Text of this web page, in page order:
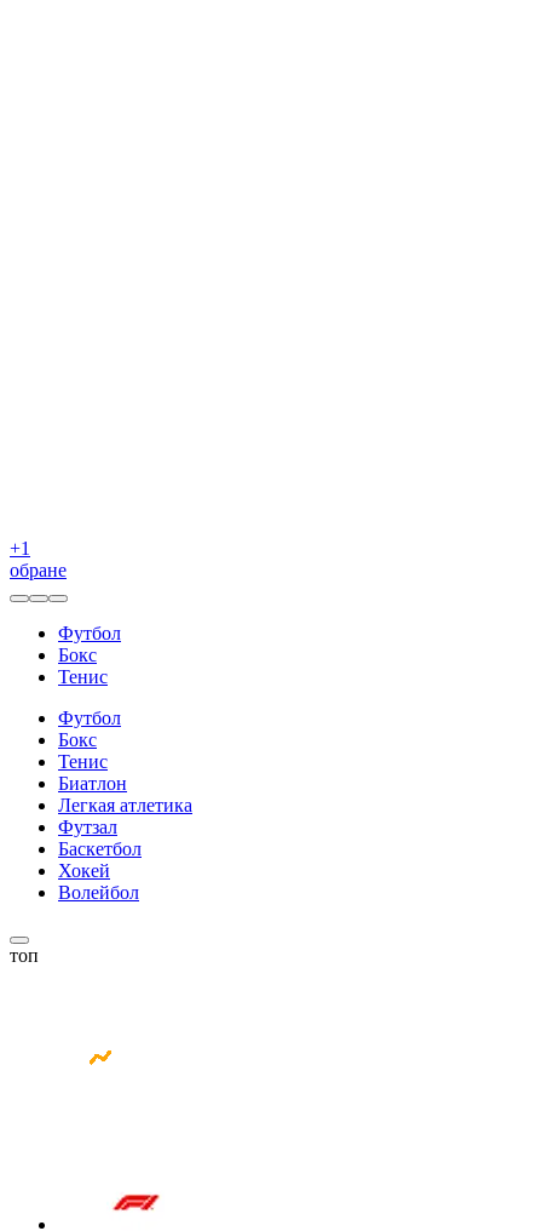
+1
обране
Футбол
Бокс
Тенис
Футбол
Бокс
Тенис
Биатлон
Легкая атлетика
Футзал
Баскетбол
Хокей
Волейбол
топ